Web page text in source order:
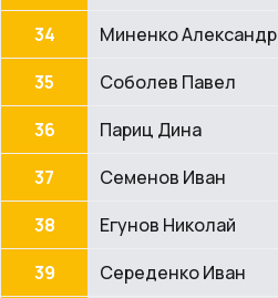
34
Миненко Александр
35
Соболев Павел
36
Париц Дина
37
Семенов Иван
38
Егунов Николай
39
Середенко Иван